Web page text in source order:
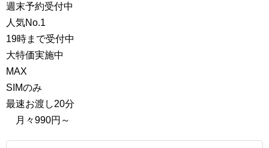
週末予約受付中
人気No.1
19時まで受付中
大特価実施中
MAX
SIMのみ
最速お渡し20分
月々990円～